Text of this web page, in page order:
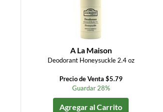
A La Maison
Deodorant Honeysuckle 2.4 oz
Precio de Venta $5.79
Guardar 28%
Agregar al Carrito